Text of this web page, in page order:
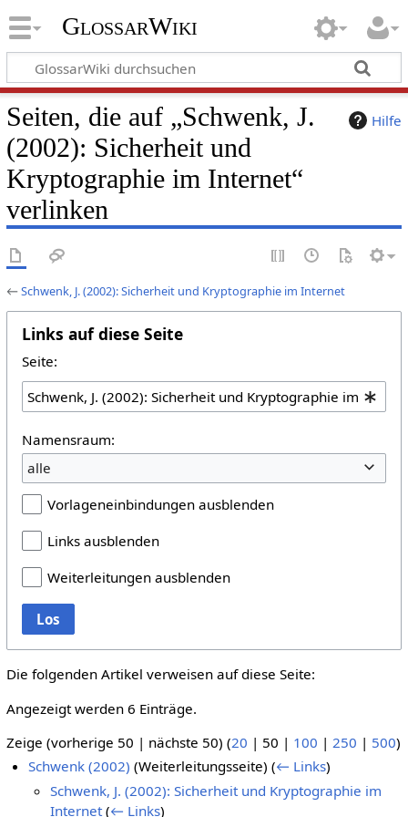
GlossarWiki
Hilfe
Seiten, die auf „Schwenk, J.
(2002): Sicherheit und
Kryptographie im Internet“
verlinken
←Schwenk, J. (2002): Sicherheit und Kryptographie im Internet
Links auf diese Seite
Seite:
Namensraum:
alle
Vorlageneinbindungen ausblenden
Links ausblenden
Weiterleitungen ausblenden
Los
Die folgenden Artikel verweisen auf diese Seite:
Angezeigt werden 6 Einträge.
Zeige (vorherige 50 | nächste 50) (20 | 50 | 100 | 250 | 500)
Schwenk (2002) (Weiterleitungsseite)(← Links)
Schwenk, J. (2002): Sicherheit und Kryptographie im
Internet (← Links)